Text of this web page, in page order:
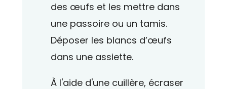
des œufs et les mettre dans
une passoire ou un tamis.
Déposer les blancs d’œufs
dans une assiette.
À l'aide d'une cuillère, écraser